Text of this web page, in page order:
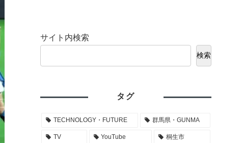
サイト内検索
検索
タグ
TECHNOLOGY・FUTURE 群馬県・GUNMA
TV YouTube 桐生市